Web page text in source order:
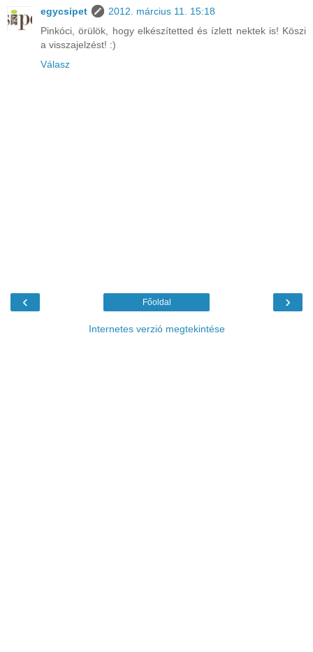
egycsipet
2012. március 11. 15:18
Pinkóci, örülök, hogy elkészítetted és ízlett nektek is! Köszi
a visszajelzést! :)
Válasz
‹ ›
Főoldal
Internetes verzió megtekintése